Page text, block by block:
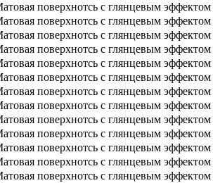
поверхнотсь с глянцевым эффектом
поверхнотсь с глянцевым эффектом
поверхнотсь с глянцевым эффектом
поверхнотсь с глянцевым эффектом
поверхнотсь с глянцевым эффектом
поверхнотсь с глянцевым эффектом
поверхнотсь с глянцевым эффектом
поверхнотсь с глянцевым эффектом
поверхнотсь с глянцевым эффектом
поверхнотсь с глянцевым эффектом
поверхнотсь с глянцевым эффектом
поверхнотсь с глянцевым эффектом
поверхнотсь с глянцевым эффектом